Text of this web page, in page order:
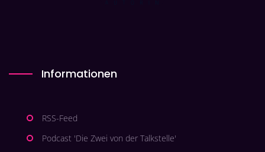
Informationen
RSS-Feed
Podcast 'Die Zwei von der Talkstelle'